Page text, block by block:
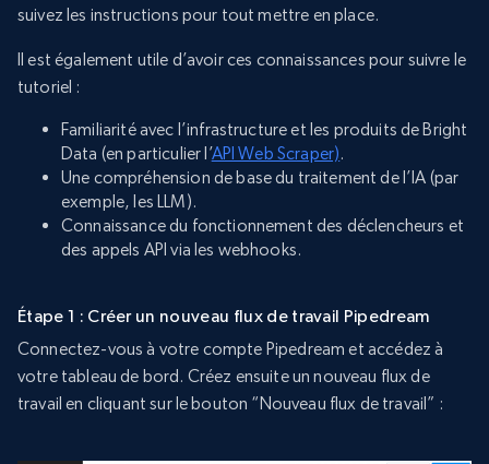
suivez les instructions pour tout mettre en place.
Il est également utile d’avoir ces connaissances pour suivre le
tutoriel :
Familiarité avec l’infrastructure et les produits de Bright
Data (en particulier l’API Web Scraper).
Une compréhension de base du traitement de l’IA (par
exemple, les LLM).
Connaissance du fonctionnement des déclencheurs et
des appels API via les webhooks.
Étape 1 : Créer un nouveau flux de travail Pipedream
Connectez-vous à votre compte Pipedream et accédez à
votre tableau de bord. Créez ensuite un nouveau flux de
travail en cliquant sur le bouton “Nouveau flux de travail” :